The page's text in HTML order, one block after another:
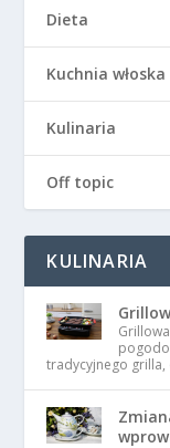
Dieta
Kuchnia włoska
Kulinaria
Off topic
KULINARIA
tradycyjnego